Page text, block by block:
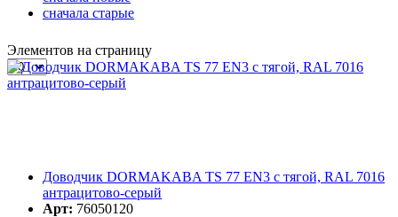
cначала старые
Элементов на страницу
Доводчик DORMAKABA TS 77 EN3 с тягой, RAL 7016
антрацитово-серый
Арт: 76050120